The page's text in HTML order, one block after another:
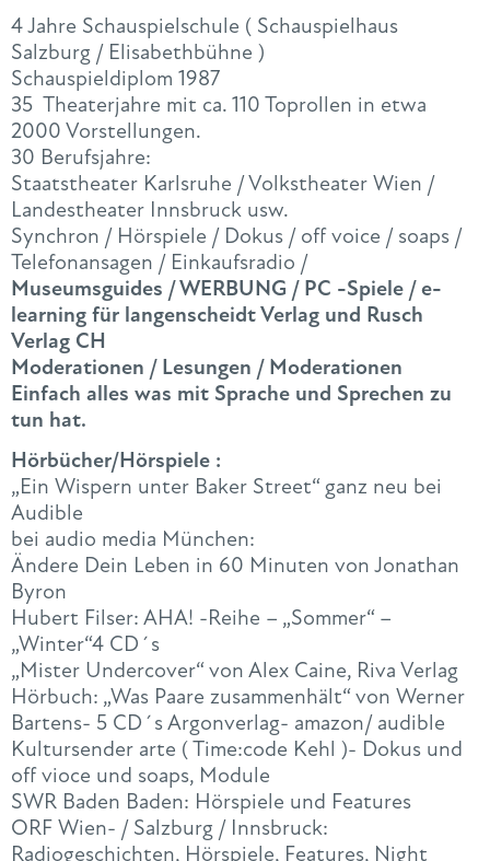
4 Jahre Schauspielschule ( Schauspielhaus
Salzburg / Elisabethbühne )
Schauspieldiplom 1987
35 Theaterjahre mit ca. 110 Toprollen in etwa
2000 Vorstellungen.
30 Berufsjahre:
Staatstheater Karlsruhe / Volkstheater Wien /
Landestheater Innsbruck usw.
Synchron / Hörspiele / Dokus / off voice / soaps /
Telefonansagen / Einkaufsradio /
Museumsguides / WERBUNG / PC -Spiele / e-
learning für langenscheidt Verlag und Rusch
Verlag CH
Moderationen / Lesungen / Moderationen
Einfach alles was mit Sprache und Sprechen zu
tun hat.
Hörbücher/Hörspiele :
„Ein Wispern unter Baker Street“ ganz neu bei
Audible
bei audio media München:
Ändere Dein Leben in 60 Minuten von Jonathan
Byron
Hubert Filser: AHA! -Reihe – „Sommer“ –
„Winter“4 CD´s
„Mister Undercover“ von Alex Caine, Riva Verlag
Hörbuch: „Was Paare zusammenhält“ von Werner
Bartens- 5 CD´s Argonverlag- amazon/ audible
Kultursender arte ( Time:code Kehl )- Dokus und
off vioce und soaps, Module
SWR Baden Baden: Hörspiele und Features
ORF Wien- / Salzburg / Innsbruck:
Radiogeschichten, Hörspiele, Features, Night